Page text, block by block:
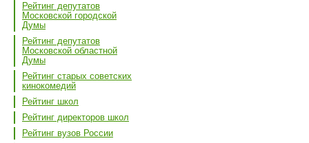
Рейтинг депутатов
Московской городской
Думы
Рейтинг депутатов
Московской областной
Думы
Рейтинг старых советских
кинокомедий
Рейтинг школ
Рейтинг директоров школ
Рейтинг вузов России